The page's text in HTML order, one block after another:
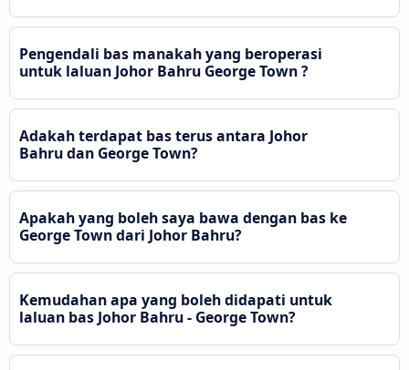
Pengendali bas manakah yang beroperasi
untuk laluan Johor Bahru George Town ?
Adakah terdapat bas terus antara Johor
Bahru dan George Town?
Apakah yang boleh saya bawa dengan bas ke
George Town dari Johor Bahru?
Kemudahan apa yang boleh didapati untuk
laluan bas Johor Bahru - George Town?